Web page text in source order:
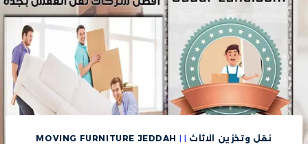
نقل وتخزين الاثاث |
MOVING FURNITURE JEDDAH |